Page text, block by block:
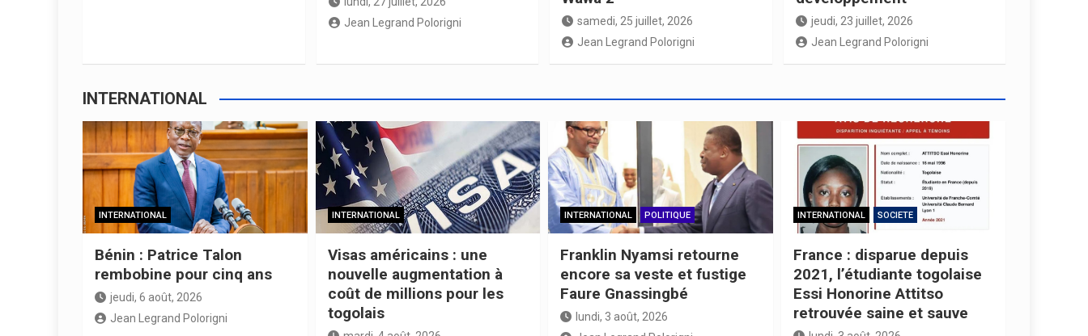
Jean Legrand Polorigni
samedi, 25 juillet, 2026
Jean Legrand Polorigni
jeudi, 23 juillet, 2026
Jean Legrand Polorigni
INTERNATIONAL
INTERNATIONAL
Bénin : Patrice Talon
rembobine pour cinq ans
jeudi, 6 août, 2026
Jean Legrand Polorigni
INTERNATIONAL
Visas américains : une
nouvelle augmentation à
coût de millions pour les
togolais
INTERNATIONAL POLITIQUE
Franklin Nyamsi retourne
encore sa veste et fustige
Faure Gnassingbé
lundi, 3 août, 2026
INTERNATIONAL SOCIETE
France : disparue depuis
2021, l’étudiante togolaise
Essi Honorine Attitso
retrouvée saine et sauve